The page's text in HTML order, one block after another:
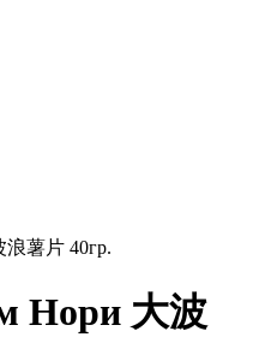
薯片 40гр.
Нори 大波